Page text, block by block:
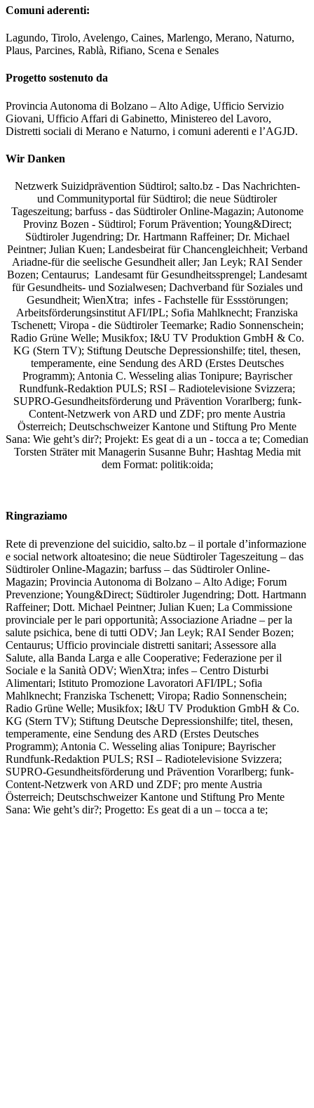
Comuni aderenti:
Lagundo, Tirolo, Avelengo, Caines, Marlengo, Merano, Naturno,
Plaus, Parcines, Rablà, Rifiano, Scena e Senales
Progetto sostenuto da
Provincia Autonoma di Bolzano – Alto Adige, Ufficio Servizio
Giovani, Ufficio Affari di Gabinetto, Ministereo del Lavoro,
Distretti sociali di Merano e Naturno, i comuni aderenti e l’AGJD.
Wir Danken
Netzwerk Suizidprävention Südtirol; salto.bz - Das Nachrichten-
und Communityportal für Südtirol; die neue Südtiroler
Tageszeitung; barfuss - das Südtiroler Online-Magazin; Autonome
Provinz Bozen - Südtirol; Forum Prävention; Young&Direct;
Südtiroler Jugendring; Dr. Hartmann Raffeiner; Dr. Michael
Peintner; Julian Kuen; Landesbeirat für Chancengleichheit; Verband
Ariadne-für die seelische Gesundheit aller; Jan Leyk; RAI Sender
Bozen; Centaurus; Landesamt für Gesundheitssprengel; Landesamt
für Gesundheits- und Sozialwesen; Dachverband für Soziales und
Gesundheit; WienXtra; infes - Fachstelle für Essstörungen;
Arbeitsförderungsinstitut AFI/IPL; Sofia Mahlknecht; Franziska
Tschenett; Viropa - die Südtiroler Teemarke; Radio Sonnenschein;
Radio Grüne Welle; Musikfox; I&U TV Produktion GmbH & Co.
KG (Stern TV); Stiftung Deutsche Depressionshilfe; titel, thesen,
temperamente, eine Sendung des ARD (Erstes Deutsches
Programm); Antonia C. Wesseling alias Tonipure; Bayrischer
Rundfunk-Redaktion PULS; RSI – Radiotelevisione Svizzera;
SUPRO-Gesundheitsförderung und Prävention Vorarlberg; funk-
Content-Netzwerk von ARD und ZDF; pro mente Austria
Österreich; Deutschschweizer Kantone und Stiftung Pro Mente
Sana: Wie geht’s dir?; Projekt: Es geat di a un - tocca a te; Comedian
Torsten Sträter mit Managerin Susanne Buhr; Hashtag Media mit
dem Format: politik:oida;
Ringraziamo
Rete di prevenzione del suicidio, salto.bz – il portale d’informazione
e social network altoatesino; die neue Südtiroler Tageszeitung – das
Südtiroler Online-Magazin; barfuss – das Südtiroler Online-
Magazin; Provincia Autonoma di Bolzano – Alto Adige; Forum
Prevenzione; Young&Direct; Südtiroler Jugendring; Dott. Hartmann
Raffeiner; Dott. Michael Peintner; Julian Kuen; La Commissione
provinciale per le pari opportunità; Associazione Ariadne – per la
salute psichica, bene di tutti ODV; Jan Leyk; RAI Sender Bozen;
Centaurus; Ufficio provinciale distretti sanitari; Assessore alla
Salute, alla Banda Larga e alle Cooperative; Federazione per il
Sociale e la Sanità ODV; WienXtra; infes – Centro Disturbi
Alimentari; Istituto Promozione Lavoratori AFI/IPL; Sofia
Mahlknecht; Franziska Tschenett; Viropa; Radio Sonnenschein;
Radio Grüne Welle; Musikfox; I&U TV Produktion GmbH & Co.
KG (Stern TV); Stiftung Deutsche Depressionshilfe; titel, thesen,
temperamente, eine Sendung des ARD (Erstes Deutsches
Programm); Antonia C. Wesseling alias Tonipure; Bayrischer
Rundfunk-Redaktion PULS; RSI – Radiotelevisione Svizzera;
SUPRO-Gesundheitsförderung und Prävention Vorarlberg; funk-
Content-Netzwerk von ARD und ZDF; pro mente Austria
Österreich; Deutschschweizer Kantone und Stiftung Pro Mente
Sana: Wie geht’s dir?; Progetto: Es geat di a un – tocca a te;